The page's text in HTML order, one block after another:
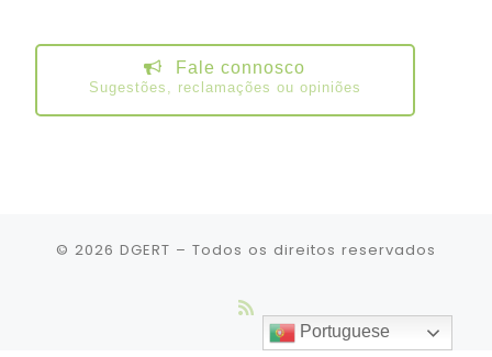
Fale connosco
Sugestões, reclamações ou opiniões
© 2026 DGERT – Todos os direitos reservados
Portuguese